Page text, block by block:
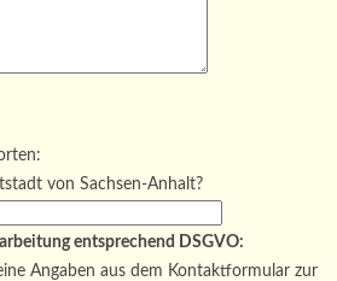
von Sachsen-Anhalt?
entsprechend DSGVO:
Angaben aus dem Kontaktformular zur